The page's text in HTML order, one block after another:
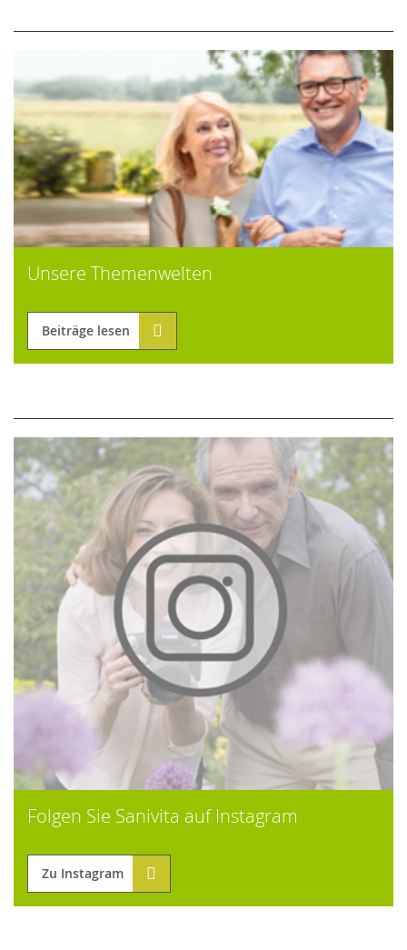
Unsere Themenwelten
Beiträge lesen
Folgen Sie Sanivita auf Instagram
Zu Instagram